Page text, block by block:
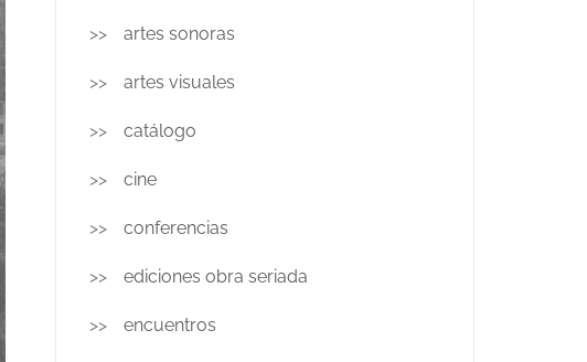
artes sonoras
artes visuales
catálogo
cine
conferencias
ediciones obra seriada
encuentros